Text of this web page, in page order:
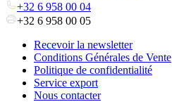
+32 6 958 00 04
+32 6 958 00 05
Recevoir la newsletter
Conditions Générales de Vente
Politique de confidentialité
Service export
Nous contacter